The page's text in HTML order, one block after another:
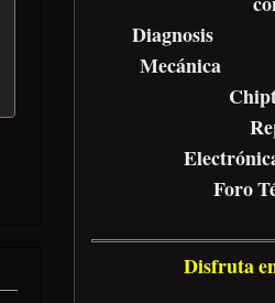
Foro
Disfruta